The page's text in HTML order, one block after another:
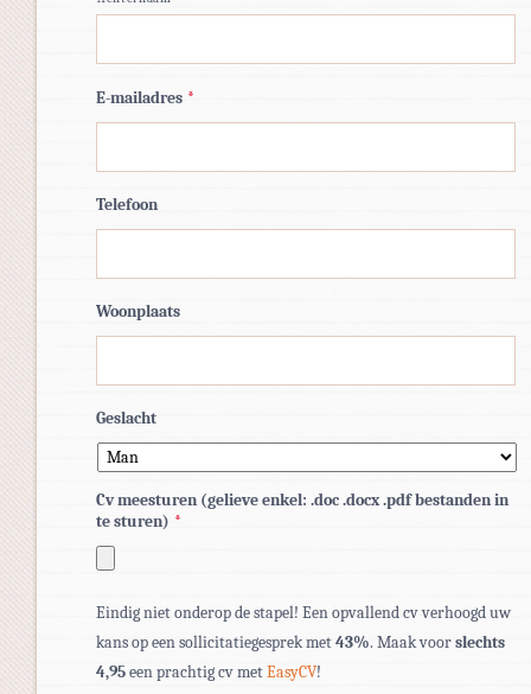
E-mailadres *
Telefoon
Woonplaats
Geslacht
Cv meesturen (gelieve enkel: .doc .docx .pdf bestanden in
te sturen) *
bestandstypen:
pdf,
doc,
Eindig niet onderop de stapel! Een opvallend cv verhoogd uw
kans op een sollicitatiegesprek met43%. Maak voorslechts
4,95een prachtig cv metEasyCV!